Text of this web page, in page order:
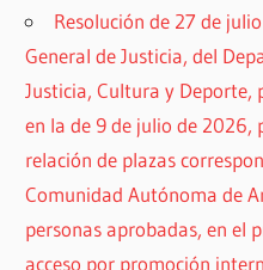
Resolución de 27 de
General de Justicia, del
Justicia, Cultura y Deporte,
en la de 9 de julio de 2026,
relación de plazas
Comunidad Autónoma de
personas aprobadas, en el
acceso por promoción